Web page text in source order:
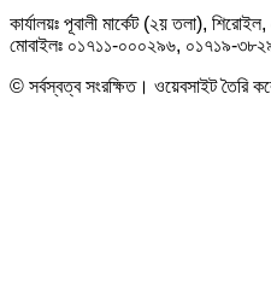
কার্যালয়ঃ পূবালী মার্কেট (২য় তলা), শিরোইল,
মোবাইলঃ ০১৭১১-০০০২৯৬, ০১৭১৯-
© সর্বস্বত্ব সংরক্ষিত। ওয়েবসাইট তৈরি